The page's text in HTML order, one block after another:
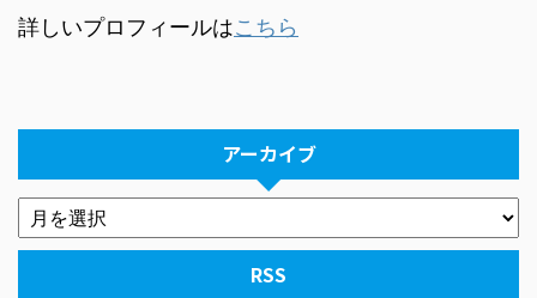
詳しいプロフィールはこちら
アーカイブ
RSS